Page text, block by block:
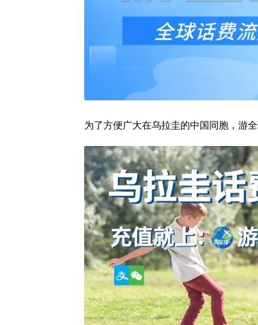
为了方便广大在乌拉圭的中国同胞，游